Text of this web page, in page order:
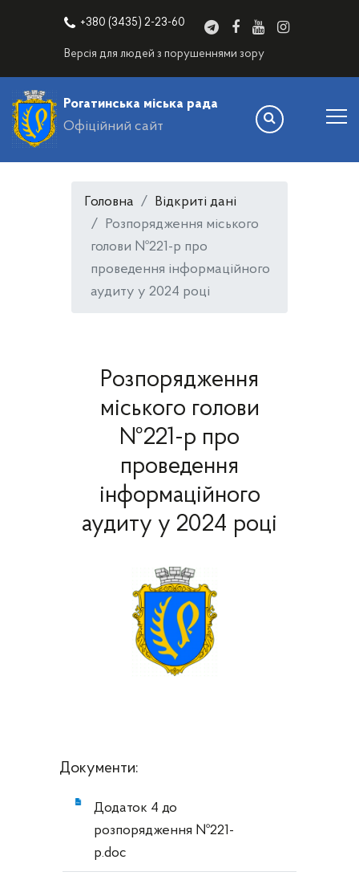
+380 (3435) 2-23-60
Версія для людей з порушеннями зору
Рогатинська міська рада
Офіційний сайт
Головна
Відкриті дані
Розпорядження міського
голови №221-р про
проведення інформаційного
аудиту у 2024 році
Розпорядження
міського голови
№221-р про
проведення
інформаційного
аудиту у 2024 році
Документи:
Додаток 4 до
розпорядження №221-
р.doc